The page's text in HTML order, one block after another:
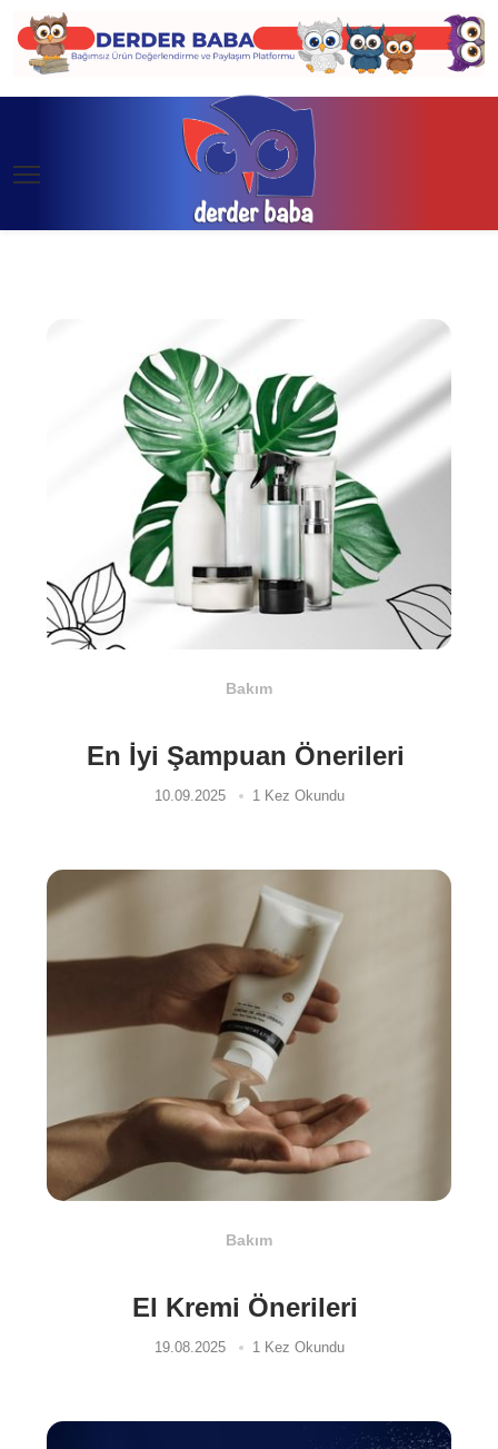
Bakım
En İyi Şampuan Önerileri
10.09.2025 1 Kez Okundu
Bakım
El Kremi Önerileri
19.08.2025 1 Kez Okundu